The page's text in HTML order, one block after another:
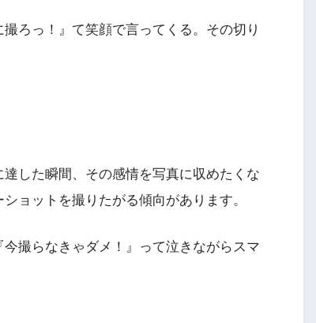
ろっ！』て笑顔で言ってくる。その切り
した瞬間、その感情を写真に収めたくな
ョットを撮りたがる傾向があります。
撮らなきゃダメ！』って泣きながらスマ